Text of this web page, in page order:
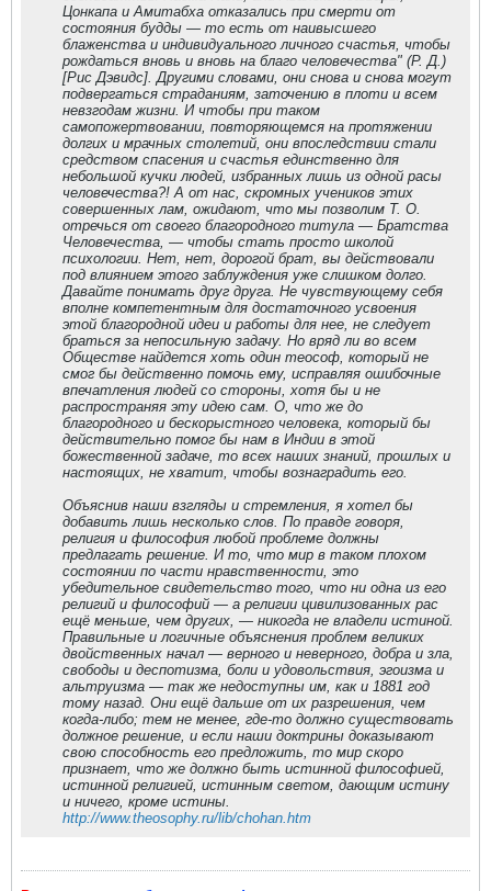
Цонкапа и Амитабха отказались при смерти от
состояния будды — то есть от наивысшего
блаженства и индивидуального личного счастья, чтобы
рождаться вновь и вновь на благо человечества" (Р. Д.)
[Рис Дэвидс]. Другими словами, они снова и снова могут
подвергаться страданиям, заточению в плоти и всем
невзгодам жизни. И чтобы при таком
самопожертвовании, повторяющемся на протяжении
долгих и мрачных столетий, они впоследствии стали
средством спасения и счастья единственно для
небольшой кучки людей, избранных лишь из одной расы
человечества?! А от нас, скромных учеников этих
совершенных лам, ожидают, что мы позволим Т. О.
отречься от своего благородного титула — Братства
Человечества, — чтобы стать просто школой
психологии. Нет, нет, дорогой брат, вы действовали
под влиянием этого заблуждения уже слишком долго.
Давайте понимать друг друга. Не чувствующему себя
вполне компетентным для достаточного усвоения
этой благородной идеи и работы для нее, не следует
браться за непосильную задачу. Но вряд ли во всем
Обществе найдется хоть один теософ, который не
смог бы действенно помочь ему, исправляя ошибочные
впечатления людей со стороны, хотя бы и не
распространяя эту идею сам. О, что же до
благородного и бескорыстного человека, который бы
действительно помог бы нам в Индии в этой
божественной задаче, то всех наших знаний, прошлых и
настоящих, не хватит, чтобы вознаградить его.
Объяснив наши взгляды и стремления, я хотел бы
добавить лишь несколько слов. По правде говоря,
религия и философия любой проблеме должны
предлагать решение. И то, что мир в таком плохом
состоянии по части нравственности, это
убедительное свидетельство того, что ни одна из его
религий и философий — а религии цивилизованных рас
ещё меньше, чем других, — никогда не владели истиной.
Правильные и логичные объяснения проблем великих
двойственных начал — верного и неверного, добра и зла,
свободы и деспотизма, боли и удовольствия, эгоизма и
альтруизма — так же недоступны им, как и 1881 год
тому назад. Они ещё дальше от их разрешения, чем
когда-либо; тем не менее, где-то должно существовать
должное решение, и если наши доктрины доказывают
свою способность его предложить, то мир скоро
признает, что же должно быть истинной философией,
истинной религией, истинным светом, дающим истину
и ничего, кроме истины.
http://www.theosophy.ru/lib/chohan.htm